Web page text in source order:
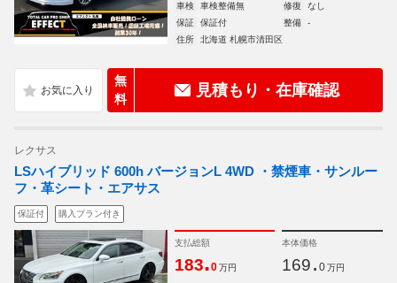
車検
車検整備無 修復
なし
保証
保証付 整備
-
住所
北海道 札幌市清田区
無
料
見積もり・在庫確認
レクサス
LSハイブリッド 600h バージョンL 4WD ・禁煙車・サンルー
フ・革シート・エアサス
保証付 購入プラン付き
支払総額
183.0 万円
本体価格
169. 0 万円